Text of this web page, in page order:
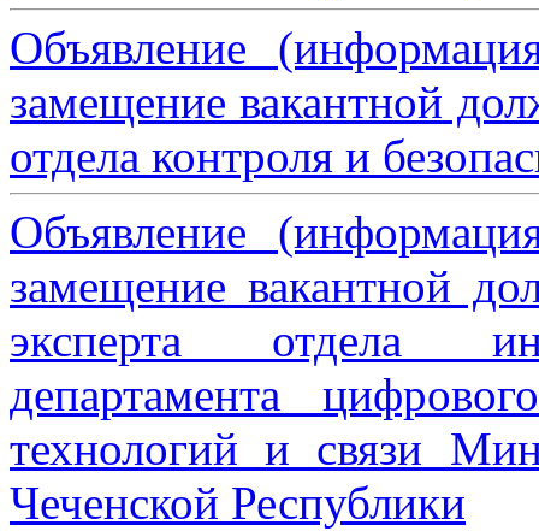
Объявление
замещение вакантной
отдела контроля и
Объявление
замещение вакантной
эксперта отдела
департамента
технологий и связи
Чеченской Республики